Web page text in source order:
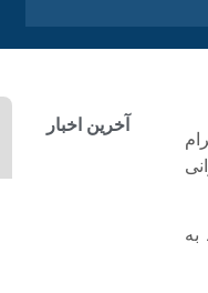
ایرانی
مربوط به
آخرین اخبار